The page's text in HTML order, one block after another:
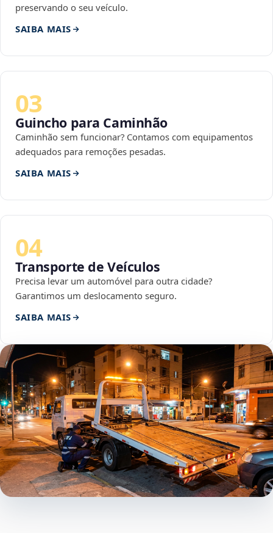
preservando o seu veículo.
SAIBA MAIS
03
Guincho para Caminhão
Caminhão sem funcionar? Contamos com equipamentos
adequados para remoções pesadas.
SAIBA MAIS
04
Transporte de Veículos
Precisa levar um automóvel para outra cidade?
Garantimos um deslocamento seguro.
SAIBA MAIS